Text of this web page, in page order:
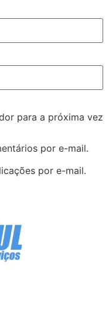
para a próxima vez
por e-mail.
por e-mail.